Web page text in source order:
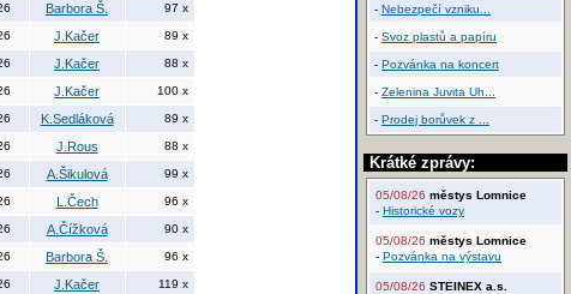
- Nebezpečí vzniku...
- Svoz plastů a papíru
- Pozvánka na koncert
- Zelenina Juvita Uh...
- Prodej borůvek z ...
Krátké zprávy:
05/08/26 městys Lomnice
- Historické vozy
05/08/26 městys Lomnice
- Pozvánka na výstavu
05/08/26 STEINEX a.s.
Barbora Š. 97 x
J.Kačer 89 x
J.Kačer 88 x
J.Kačer 100 x
K.Sedláková 89 x
J.Rous 88 x
A.Šikulová 99 x
L.Čech 96 x
A.Čížková 90 x
Barbora Š. 96 x
J.Kačer 119 x